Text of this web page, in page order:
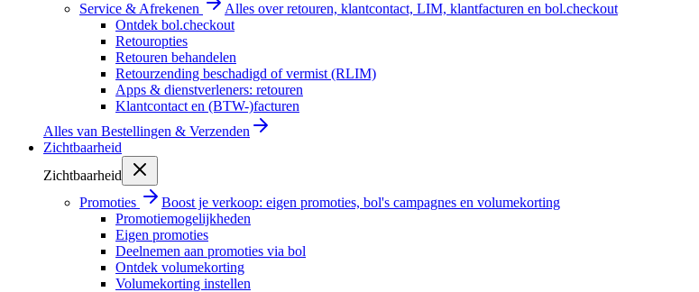
Service & Afrekenen
Alles over retouren, klantcontact, LIM, klantfacturen en bol.checkout
Ontdek bol.checkout
Retouropties
Retouren behandelen
Retourzending beschadigd of vermist (RLIM)
Apps & dienstverleners: retouren
Klantcontact en (BTW-)facturen
Alles van Bestellingen & Verzenden
Zichtbaarheid
Zichtbaarheid
Promoties
Boost je verkoop: eigen promoties, bol's campagnes en volumekorting
Promotiemogelijkheden
Eigen promoties
Deelnemen aan promoties via bol
Ontdek volumekorting
Volumekorting instellen